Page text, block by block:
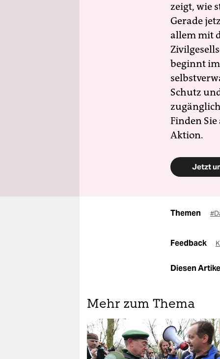
zeigt, wie
Gerade
allem mit
beginnt
Schutz
Finden
Aktion.
Jetzt
Themen
Feedback
Diesen
Mehr zum Thema